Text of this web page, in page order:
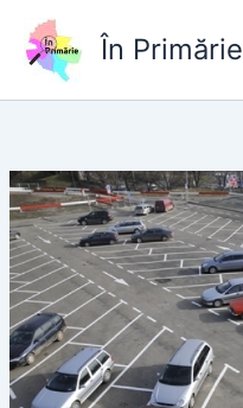
content
În Primărie